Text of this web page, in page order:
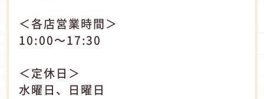
＜各店営業時間＞
10:00～17:30
＜定休日＞
水曜日、日曜日